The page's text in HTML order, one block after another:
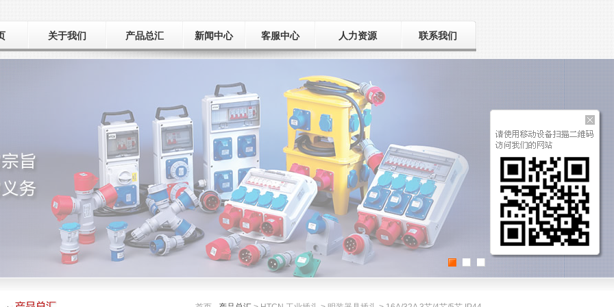
关于我们 产品总汇 新闻中心 客服中心 人力资源 联系我们
公司简介 新品推荐 新闻动态 荣誉资质
样本下载
常见问题
在线留言
用人之道
招聘人才
毛遂自荐